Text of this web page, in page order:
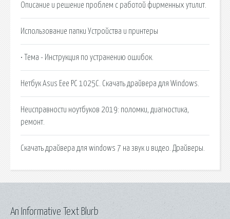
Описание и решение проблем с работой фирменных утилит.
Использование папки Устройства и принтеры
• Тема - Инструкция по устранению ошибок.
Нетбук Asus Eee PC 1025C. Скачать драйвера для Windows.
Неисправности ноутбуков 2019: поломки, диагностика,
ремонт.
Скачать драйвера для windows 7 на звук и видео. Драйверы.
An Informative Text Blurb